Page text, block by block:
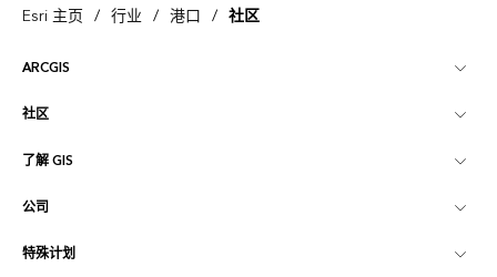
Esri 主页 / 行业 / 港口 / 社区
ARCGIS
ArcGIS 概览
制图
社区
Esri 社区
ArcGIS 博客
了解 GIS
什么是 GIS？
位置智能
公司
关于 Esri
特殊计划